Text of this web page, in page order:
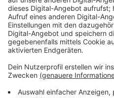
Kinder bis 17 Jahre die
Leinwand anschauen. Der
Euro je Fahrzeug, davon
#autokinocares, die
der Region unterstützt. Das
Anschluss sogar auf jeden